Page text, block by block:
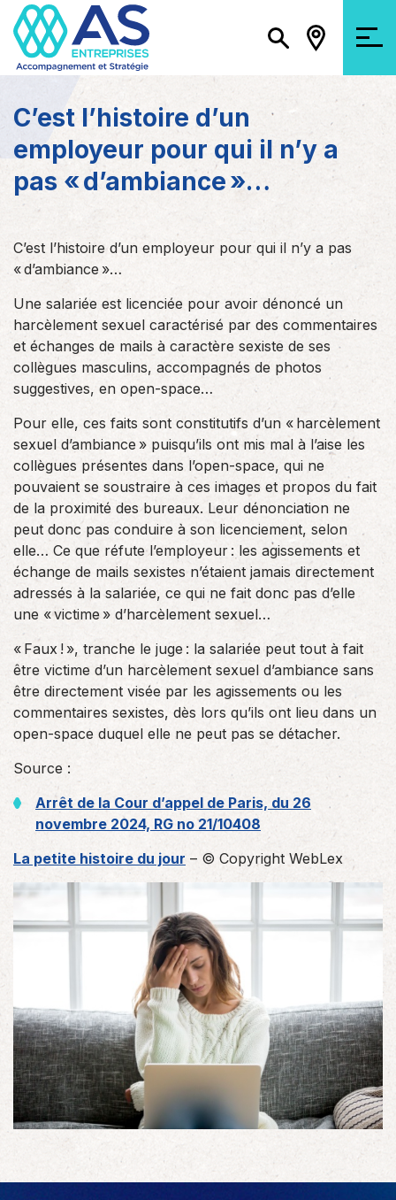
C’est l’histoire d’un
employeur pour qui il n’y a
pas « d’ambiance »…
C’est l’histoire d’un employeur pour qui il n’y a pas
« d’ambiance »…
Une salariée est licenciée pour avoir dénoncé un
harcèlement sexuel caractérisé par des commentaires
et échanges de mails à caractère sexiste de ses
collègues masculins, accompagnés de photos
suggestives, en open-space…
Pour elle, ces faits sont constitutifs d’un « harcèlement
sexuel d’ambiance » puisqu’ils ont mis mal à l’aise les
collègues présentes dans l’open-space, qui ne
pouvaient se soustraire à ces images et propos du fait
de la proximité des bureaux. Leur dénonciation ne
peut donc pas conduire à son licenciement, selon
elle… Ce que réfute l’employeur : les agissements et
échange de mails sexistes n’étaient jamais directement
adressés à la salariée, ce qui ne fait donc pas d’elle
une « victime » d’harcèlement sexuel…
« Faux ! », tranche le juge : la salariée peut tout à fait
être victime d’un harcèlement sexuel d’ambiance sans
être directement visée par les agissements ou les
commentaires sexistes, dès lors qu’ils ont lieu dans un
open-space duquel elle ne peut pas se détacher.
Source :
Arrêt de la Cour d’appel de Paris, du 26
novembre 2024, RG no 21/10408
La petite histoire du jour – © Copyright WebLex